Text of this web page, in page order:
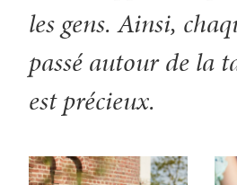
les gens. Ainsi,
passé autour de la
est précieux.